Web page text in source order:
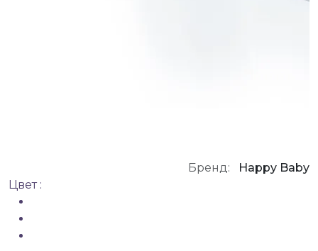
Бренд:
Happy Baby
Цвет :